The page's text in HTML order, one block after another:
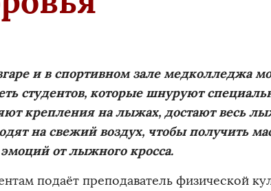
и в спортивном зале медколледжа
студентов, которые шнуруют
крепления на лыжах, достают весь
на свежий воздух, чтобы получить
от лыжного кросса.
подаёт преподаватель физической